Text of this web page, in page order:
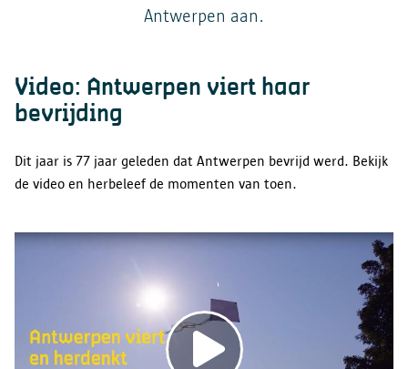
Antwerpen aan.
Video: Antwerpen viert haar
bevrijding
Dit jaar is 77 jaar geleden dat Antwerpen bevrijd werd. Bekijk
de video en herbeleef de momenten van toen.